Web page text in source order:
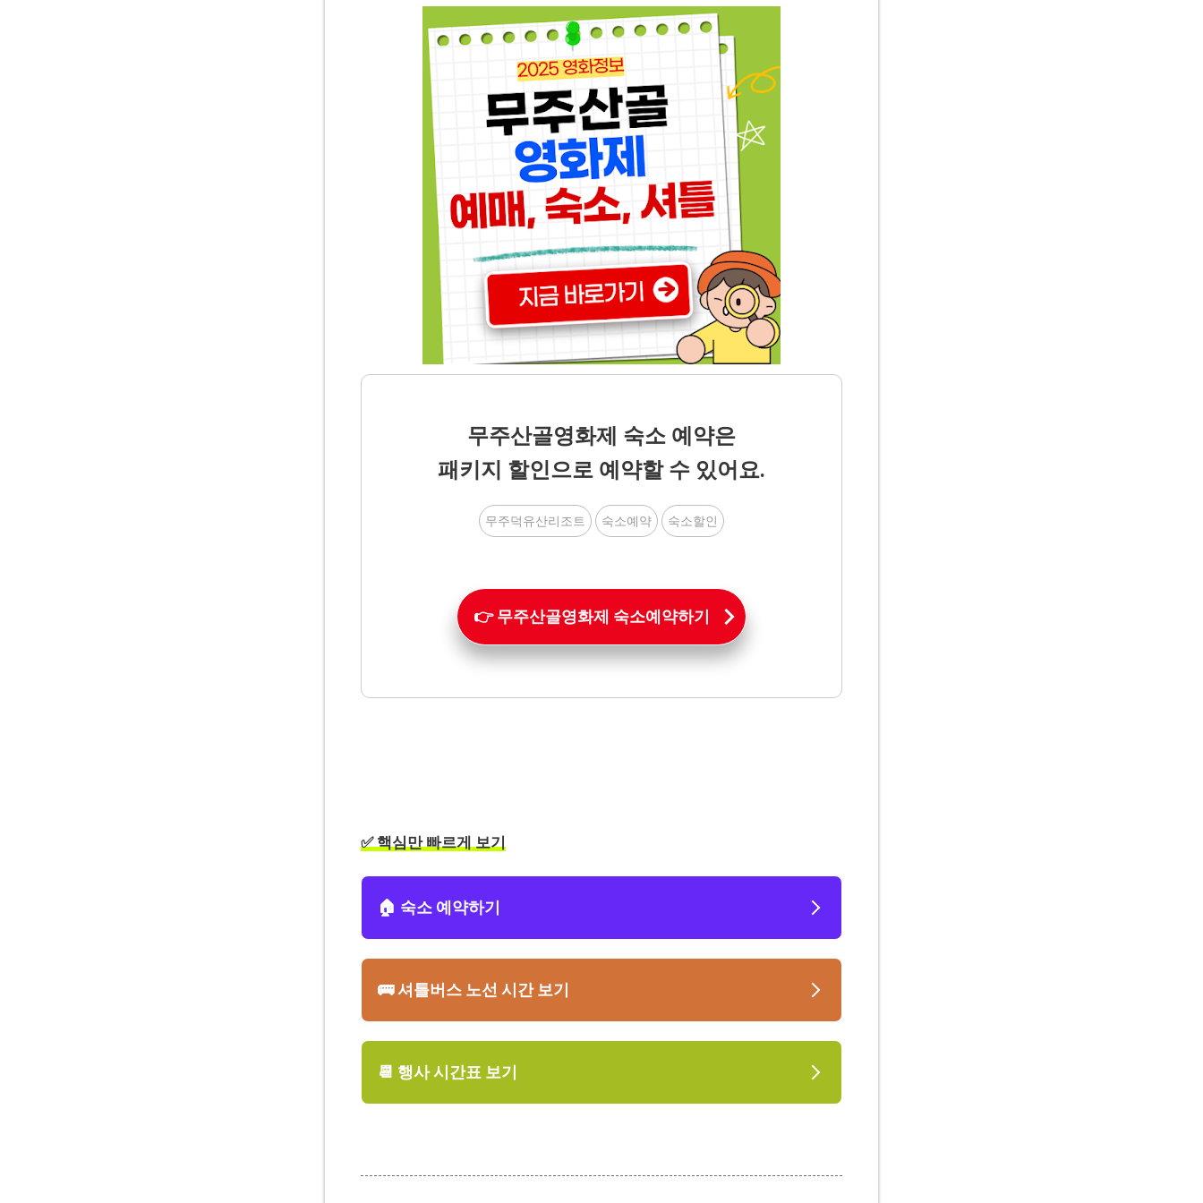
무주산골영화제 숙소 예약은
패키지 할인으로 예약할 수 있어요.
무주덕유산리조트 숙소예약 숙소할인
👉 무주산골영화제 숙소예약하기
✅ 핵심만 빠르게 보기
🏠 숙소 예약하기
🚌 셔틀버스 노선 시간 보기
📆 행사 시간표 보기